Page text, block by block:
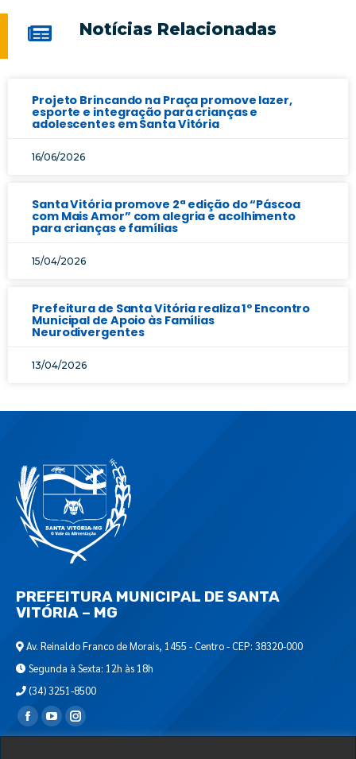
Notícias Relacionadas
Projeto Brincando na Praça promove lazer,
esporte e integração para crianças e
adolescentes em Santa Vitória
16/06/2026
Santa Vitória promove 2ª edição do “Páscoa
com Mais Amor” com alegria e acolhimento
para crianças e famílias
15/04/2026
Prefeitura de Santa Vitória realiza 1º Encontro
Municipal de Apoio às Famílias
Neurodivergentes
13/04/2026
PREFEITURA MUNICIPAL DE SANTA
VITÓRIA – MG
Av. Reinaldo Franco de Morais, 1455 - Centro - CEP: 38320-000
Segunda à Sexta: 12h às 18h
(34) 3251-8500
Encontre-nos em: